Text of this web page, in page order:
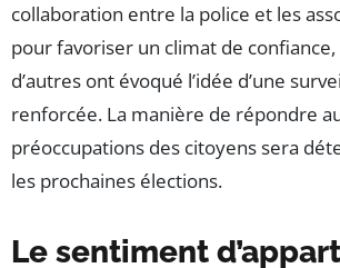
collaboration entre la police et les
pour favoriser un climat de
d’autres ont évoqué l’idée d’une
renforcée. La manière de répondre
préoccupations des citoyens sera
les prochaines élections.
Le sentiment